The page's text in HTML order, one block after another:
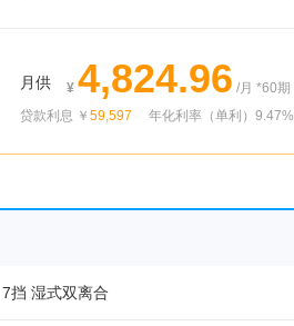
月供 ¥ 4,824.96 /月 *60期
贷款利息 ￥ 59,597 年化利率（单利） 9.47%
7挡 湿式双离合